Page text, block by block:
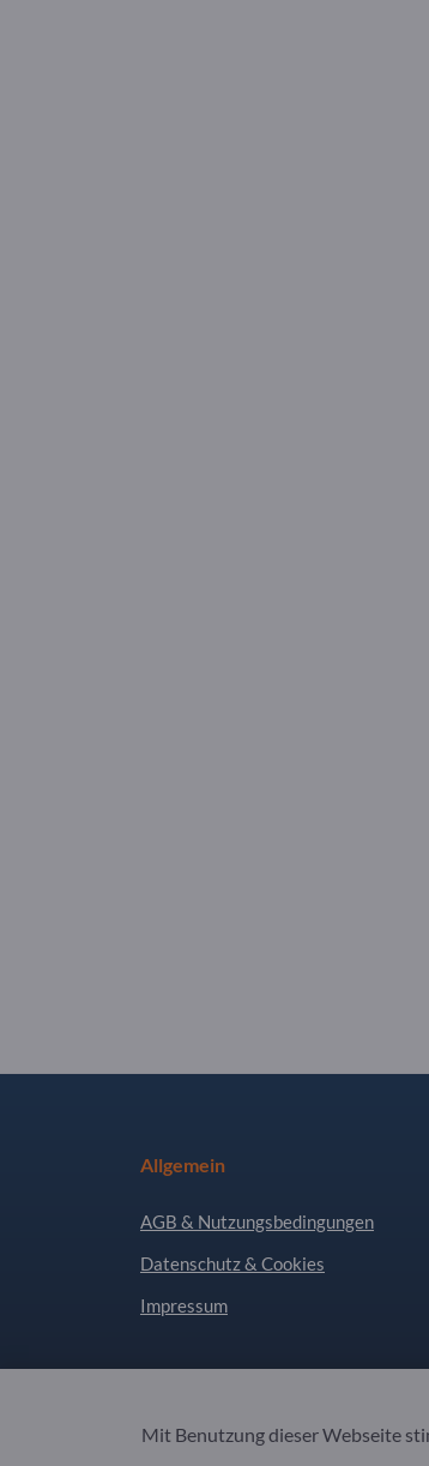
Allgemein
AGB & Nutzungsbedingungen
Datenschutz & Cookies
Impressum
Copyright © 2026 Exportpages
Mit Benutzung dieser Webseite